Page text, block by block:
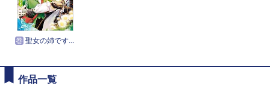
巻 聖女の姉ですが、妹のための特殊魔石や特殊薬草の採取をやめたら、隣国の魔術師様の元で幸せになりました！（コミック）
作品一覧